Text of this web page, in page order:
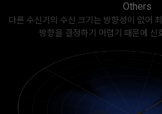
Others
다른 수신기의 수신 크기는 방향성이 없어
방향을 결정하기 어렵기 때문에 신